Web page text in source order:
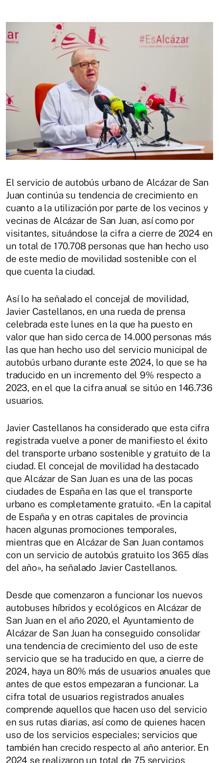
El servicio de autobús urbano de Alcázar de San
Juan continúa su tendencia de crecimiento en
cuanto a la utilización por parte de los vecinos y
vecinas de Alcázar de San Juan, así como por
visitantes, situándose la cifra a cierre de 2024 en
un total de 170.708 personas que han hecho uso
de este medio de movilidad sostenible con el
que cuenta la ciudad.
Así lo ha señalado el concejal de movilidad,
Javier Castellanos, en una rueda de prensa
celebrada este lunes en la que ha puesto en
valor que han sido cerca de 14.000 personas más
las que han hecho uso del servicio municipal de
autobús urbano durante este 2024, lo que se ha
traducido en un incremento del 9% respecto a
2023, en el que la cifra anual se sitúo en 146.736
usuarios.
Javier Castellanos ha considerado que esta cifra
registrada vuelve a poner de manifiesto el éxito
del transporte urbano sostenible y gratuito de la
ciudad. El concejal de movilidad ha destacado
que Alcázar de San Juan es una de las pocas
ciudades de España en las que el transporte
urbano es completamente gratuito. «En la capital
de España y en otras capitales de provincia
hacen algunas promociones temporales,
mientras que en Alcázar de San Juan contamos
con un servicio de autobús gratuito los 365 días
del año», ha señalado Javier Castellanos.
Desde que comenzaron a funcionar los nuevos
autobuses híbridos y ecológicos en Alcázar de
San Juan en el año 2020, el Ayuntamiento de
Alcázar de San Juan ha conseguido consolidar
una tendencia de crecimiento del uso de este
servicio que se ha traducido en que, a cierre de
2024, haya un 80% más de usuarios anuales que
antes de que estos empezaran a funcionar. La
cifra total de usuarios registrados anuales
comprende aquellos que hacen uso del servicio
en sus rutas diarias, así como de quienes hacen
uso de los servicios especiales; servicios que
también han crecido respecto al año anterior. En
2024 se realizaron un total de 75 servicios